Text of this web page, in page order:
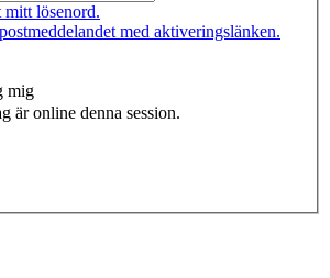
mitt lösenord.
med aktiveringslänken.
mig
är online denna session.